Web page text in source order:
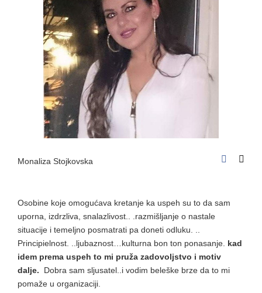
Monaliza Stojkovska
Osobine koje omogućava kretanje ka uspeh su to da sam
uporna, izdrzliva, snalazlivost.. .razmišljanje o nastale
situacije i temeljno posmatrati pa doneti odluku. ..
Principielnost. ..ljubaznost…kulturna bon ton ponasanje. kad
idem prema uspeh to mi pruža zadovoljstvo i motiv
dalje. Dobra sam sljusatel..i vodim beleške brze da to mi
pomaže u organizaciji.